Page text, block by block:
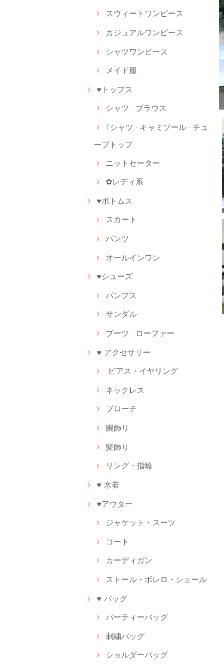
スウィートワンピース
カジュアルワンピース
シャツワンピース
メイド服
♥トップス
シャツ · ブラウス
Tシャツ · キャミソール · チュ
ーブトップ
ニットセーター
✿レディ系
♥ボトムス
スカート
パンツ
オールインワン
♥シューズ
パンプス
サンダル
ブーツ · ローファー
♥ アクセサリー
ピアス・イヤリング
ネックレス
ブローチ
腕飾り
髪飾り
リング・指輪
♥ 水着
♥アウター
ジャケット・スーツ
コート
カーディガン
ストール・ボレロ・ショール
♥ バッグ
パーティーバッグ
刺繍バッグ
ショルダーバッグ